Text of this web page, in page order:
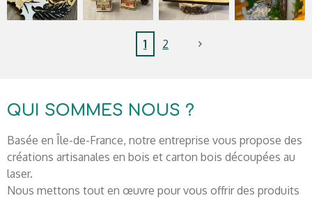
1 2
QUI SOMMES NOUS ?
Basée en Île-de-France, notre entreprise vous propose des
créations artisanales en bois et carton bois découpées au
laser.
Nous mettons tout en œuvre pour vous offrir des produits